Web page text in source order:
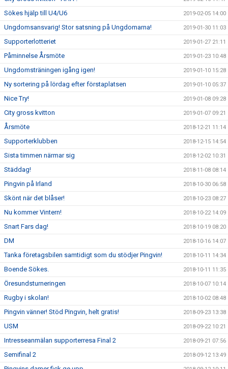
Sökes hjälp till U4/U6 2019-02-05 14:00
Ungdomsansvarig! Stor satsning på Ungdomarna! 2019-01-30 11:03
Supporterlotteriet 2019-01-27 21:11
Påminnelse Årsmöte 2019-01-23 10:48
Ungdomsträningen igång igen! 2019-01-10 15:28
Ny sortering på lördag efter förstaplatsen 2019-01-10 05:37
Nice Try! 2019-01-08 09:28
City gross kvitton 2019-01-07 09:21
Årsmöte 2018-12-21 11:14
Supporterklubben 2018-12-15 14:54
Sista timmen närmar sig 2018-12-02 10:31
Städdag! 2018-11-08 08:14
Pingvin på Irland 2018-10-30 06:58
Skönt när det blåser! 2018-10-23 08:27
Nu kommer Vintern! 2018-10-22 14:09
Snart Fars dag! 2018-10-19 08:20
DM 2018-10-16 14:07
Tanka företagsbilen samtidigt som du stödjer Pingvin! 2018-10-11 14:34
Boende Sökes. 2018-10-11 11:35
Öresundsturneringen 2018-10-07 10:14
Rugby i skolan! 2018-10-02 08:48
Pingvin vänner! Stöd Pingvin, helt gratis! 2018-09-23 13:38
USM 2018-09-22 10:21
Intresseanmälan supporterresa Final 2 2018-09-21 07:56
Semifinal 2 2018-09-12 13:49